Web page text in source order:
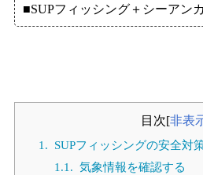
■SUPフィッシング＋シーアン
目次[非表
1. SUPフィッシングの安全対
1.1. 気象情報を確認する